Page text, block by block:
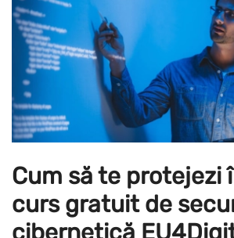
Cum să te protejezi
curs gratuit de